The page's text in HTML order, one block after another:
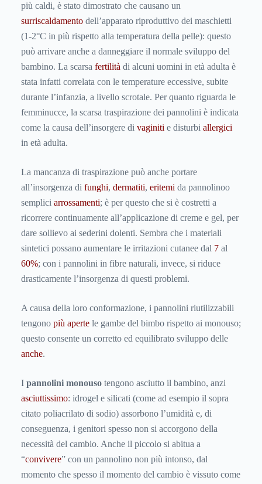
più caldi, è stato dimostrato che causano un
surriscaldamento dell’apparato riproduttivo dei maschietti
(1-2°C in più rispetto alla temperatura della pelle): questo
può arrivare anche a danneggiare il normale sviluppo del
bambino. La scarsa fertilità di alcuni uomini in età adulta è
stata infatti correlata con le temperature eccessive, subite
durante l’infanzia, a livello scrotale. Per quanto riguarda le
femminucce, la scarsa traspirazione dei pannolini è indicata
come la causa dell’insorgere di vaginiti e disturbi allergici
in età adulta.
La mancanza di traspirazione può anche portare
all’insorgenza di funghi, dermatiti, eritemi da pannolinoo
semplici arrossamenti; è per questo che si è costretti a
ricorrere continuamente all’applicazione di creme e gel, per
dare sollievo ai sederini dolenti. Sembra che i materiali
sintetici possano aumentare le irritazioni cutanee dal 7 al
60%; con i pannolini in fibre naturali, invece, si riduce
drasticamente l’insorgenza di questi problemi.
A causa della loro conformazione, i pannolini riutilizzabili
tengono più aperte le gambe del bimbo rispetto ai monouso;
questo consente un corretto ed equilibrato sviluppo delle
anche.
I pannolini monouso tengono asciutto il bambino, anzi
asciuttissimo: idrogel e silicati (come ad esempio il sopra
citato poliacrilato di sodio) assorbono l’umidità e, di
conseguenza, i genitori spesso non si accorgono della
necessità del cambio. Anche il piccolo si abitua a
“convivere” con un pannolino non più intonso, dal
momento che spesso il momento del cambio è vissuto come